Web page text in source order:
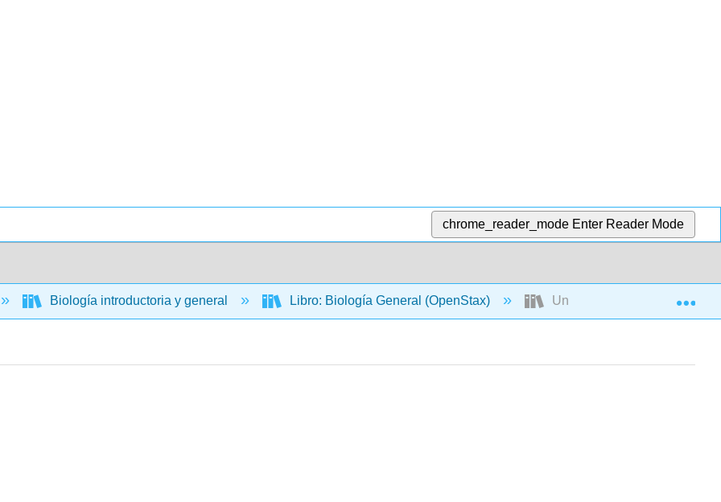
chrome_reader_mode Enter Reader Mode
Biología introductoria y general Libro: Biología General (OpenStax) Unidad IV: Procesos